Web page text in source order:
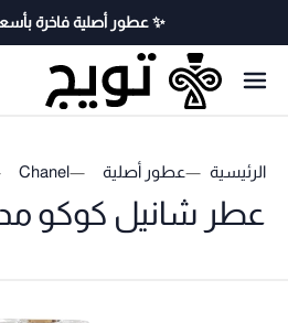
✨ عطور أصلية فاخرة بأسعار منافسة ✨
الرئيسية عطور أصلية Chanel
عطر شانيل كوكو